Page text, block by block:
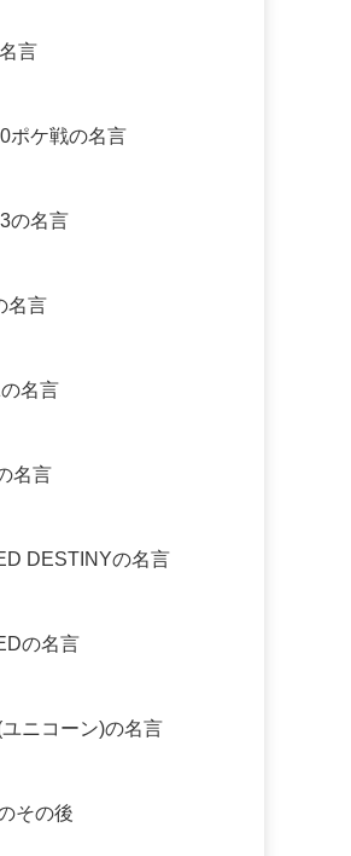
言
ポケ戦の名言
の名言
名言
名言
名言
DESTINYの名言
の名言
ニコーン)の名言
その後